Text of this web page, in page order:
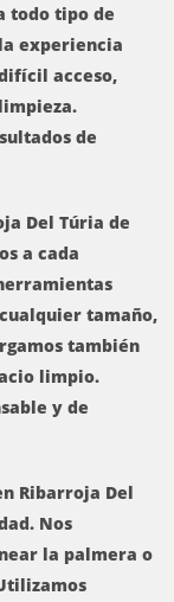
todo tipo de
experiencia
acceso,
de
Del Túria de
a cada
tamaño,
también
limpio.
y de
Ribarroja Del
Nos
la palmera o